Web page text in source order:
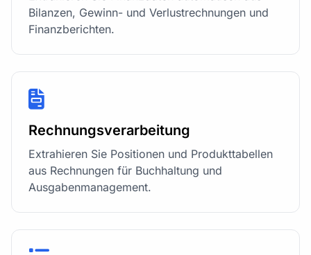
Bilanzen, Gewinn- und Verlustrechnungen und
Finanzberichten.
Rechnungsverarbeitung
Extrahieren Sie Positionen und Produkttabellen
aus Rechnungen für Buchhaltung und
Ausgabenmanagement.